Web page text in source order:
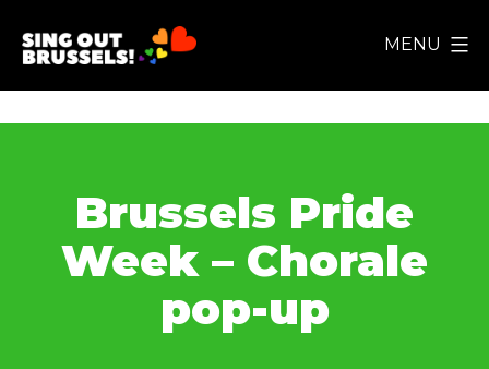
naar
MENU
Brussels Pride
Week – Chorale
pop-up